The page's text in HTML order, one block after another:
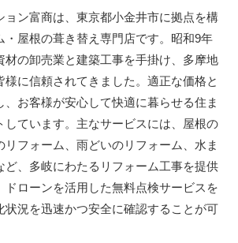
ョン富商は、東京都小金井市に拠点を構
・屋根の葺き替え専門店です。昭和9年
材の卸売業と建築工事を手掛け、多摩地
様に信頼されてきました。適正な価格と
、お客様が安心して快適に暮らせる住ま
しています。主なサービスには、屋根の
リフォーム、雨どいのリフォーム、水ま
ど、多岐にわたるリフォーム工事を提供
ドローンを活用した無料点検サービスを
状況を迅速かつ安全に確認することが可